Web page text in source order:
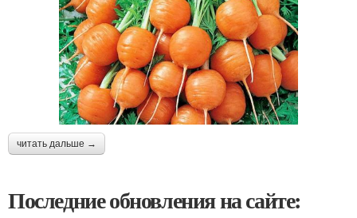
читать дальше →
Последние обновления на сайте: